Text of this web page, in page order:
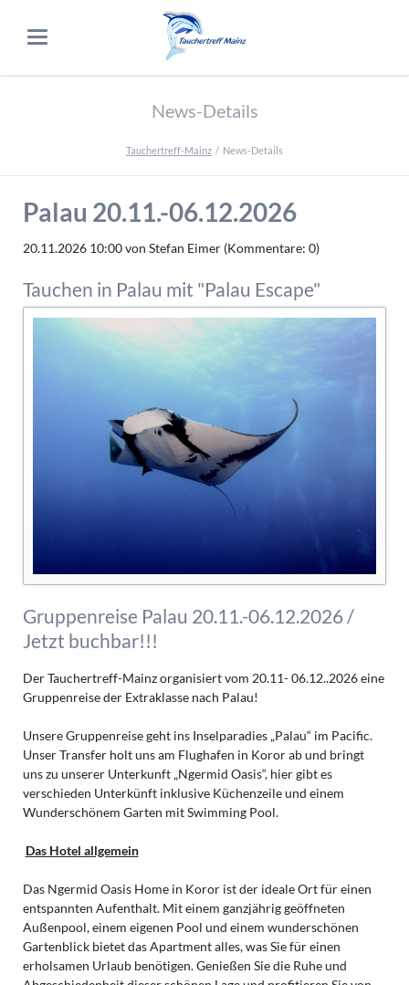
News-Details
Tauchertreff-Mainz News-Details
Palau 20.11.-06.12.2026
20.11.2026 10:00von Stefan Eimer (Kommentare: 0)
Tauchen in Palau mit "Palau Escape"
Gruppenreise Palau 20.11.-06.12.2026 /
Jetzt buchbar!!!
Der Tauchertreff-Mainz organisiert vom 20.11- 06.12..2026 eine
Gruppenreise der Extraklasse nach Palau!
Unsere Gruppenreise geht ins Inselparadies „Palau“ im Pacific.
Unser Transfer holt uns am Flughafen in Koror ab und bringt
uns zu unserer Unterkunft „Ngermid Oasis“, hier gibt es
verschieden Unterkünft inklusive Küchenzeile und einem
Wunderschönem Garten mit Swimming Pool.
Das Hotel allgemein
Das Ngermid Oasis Home in Koror ist der ideale Ort für einen
entspannten Aufenthalt. Mit einem ganzjährig geöffneten
Außenpool, einem eigenen Pool und einem wunderschönen
Gartenblick bietet das Apartment alles, was Sie für einen
erholsamen Urlaub benötigen. Genießen Sie die Ruhe und